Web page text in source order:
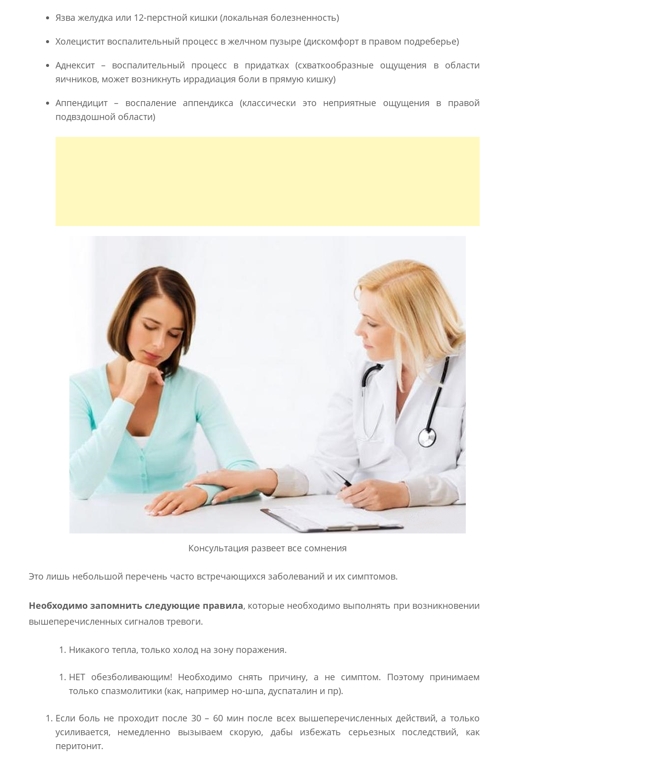
Язва желудка или 12-перстной кишки (локальная болезненность)
Холецистит воспалительный процесс в желчном пузыре (дискомфорт в правом подреберье)
Аднексит – воспалительный процесс в придатках (схваткообразные ощущения в области
яичников, может возникнуть иррадиация боли в прямую кишку)
Аппендицит – воспаление аппендикса (классически это неприятные ощущения в правой
подвздошной области)
Консультация развеет все сомнения
Это лишь небольшой перечень часто встречающихся заболеваний и их симптомов.
Необходимо запомнить следующие правила, которые необходимо выполнять при возникновении
вышеперечисленных сигналов тревоги.
Никакого тепла, только холод на зону поражения.
НЕТ обезболивающим! Необходимо снять причину, а не симптом. Поэтому принимаем
только спазмолитики (как, например но-шпа, дуспаталин и пр).
Если боль не проходит после 30 – 60 мин после всех вышеперечисленных действий, а только
усиливается, немедленно вызываем скорую, дабы избежать серьезных последствий, как
перитонит.